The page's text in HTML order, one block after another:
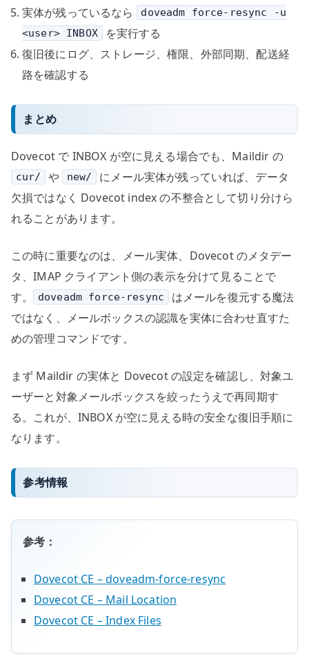
実体が残っているなら
doveadm force-resync -u
<user> INBOX
を実行する
復旧後にログ、ストレージ、権限、外部同期、配送経
路を確認する
まとめ
Dovecot で INBOX が空に見える場合でも、Maildir の
cur/ や new/
にメール実体が残っていれば、データ
欠損ではなく Dovecot index の不整合として切り分けら
れることがあります。
この時に重要なのは、メール実体、Dovecot のメタデー
タ、IMAP クライアント側の表示を分けて見ることで
す。
doveadm force-resync
はメールを復元する魔法
ではなく、メールボックスの認識を実体に合わせ直すた
めの管理コマンドです。
まず Maildir の実体と Dovecot の設定を確認し、対象ユ
ーザーと対象メールボックスを絞ったうえで再同期す
る。これが、INBOX が空に見える時の安全な復旧手順に
なります。
参考情報
参考：
Dovecot CE – doveadm-force-resync
Dovecot CE – Mail Location
Dovecot CE – Index Files